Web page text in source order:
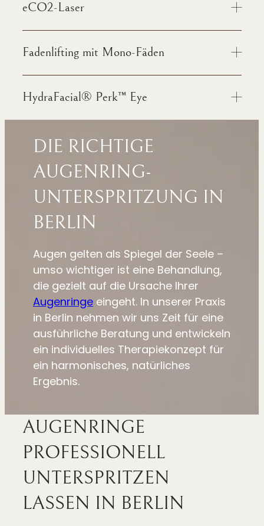
eCO2-Laser
Fadenlifting mit Mono-Fäden
HydraFacial® Perk™ Eye
DIE RICHTIGE
AUGENRING­
UNTERSPRITZUNG IN
BERLIN
Augen gelten als Spiegel der Seele –
umso wichtiger ist eine Behandlung,
die gezielt auf die Ursache Ihrer
Augenringe eingeht. In unserer Praxis
in Berlin nehmen wir uns Zeit für eine
ausführliche Beratung und entwickeln
ein individuelles Therapiekonzept für
ein harmonisches, natürliches
Ergebnis.
AUGENRINGE
PROFESSIONELL
UNTERSPRITZEN
LASSEN IN BERLIN